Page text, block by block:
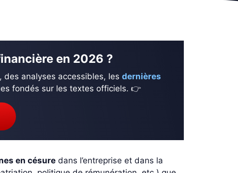
en 2026 ?
analyses accessibles, les dernières
fondés sur les textes officiels. 👉
en césure dans l’entreprise et dans la